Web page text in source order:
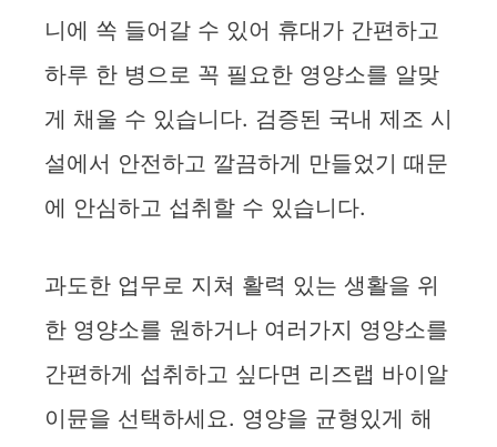
니에 쏙 들어갈 수 있어 휴대가 간편하고
하루 한 병으로 꼭 필요한 영양소를 알맞
게 채울 수 있습니다. 검증된 국내 제조 시
설에서 안전하고 깔끔하게 만들었기 때문
에 안심하고 섭취할 수 있습니다.
과도한 업무로 지쳐 활력 있는 생활을 위
한 영양소를 원하거나 여러가지 영양소를
간편하게 섭취하고 싶다면 리즈랩 바이알
이뮨을 선택하세요. 영양을 균형있게 해